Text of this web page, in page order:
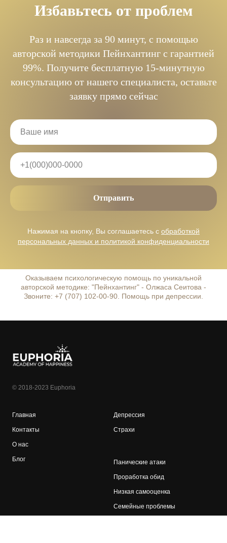
Избавьтесь от проблем
Раз и навсегда за 90 минут, с помощью
авторской методики Пейнхантинг с гарантией
99%. Получите бесплатную 15-минутную
консультацию от нашего специалиста, оставьте
заявку прямо сейчас
Отправить
Нажимая на кнопку, Вы соглашаетесь с обработкой
персональных данных и политикой конфиденциальности
Оказываем психологическую помощь по уникальной
авторской методике: "Пейнхантинг" - Олжаса Сеитова -
Звоните: +7 (707) 102-00-90. Помощь при депрессии.
© 2018-2023 Euphoria
Главная
Контакты
О нас
Блог
Депрессия
Страхи
Панические атаки
Проработка обид
Низкая самооценка
Семейные проблемы